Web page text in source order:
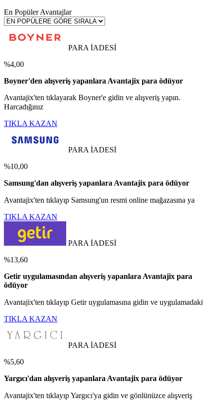
En Popüler Avantajlar
PARA İADESİ
%4,00
Boyner'den alışveriş yapanlara Avantajix para ödüyor
Avantajix'ten tıklayarak Boyner'e gidin ve alışveriş yapın.
Harcadığınız
TIKLA KAZAN
PARA İADESİ
%10,00
Samsung'dan alışveriş yapanlara Avantajix para ödüyor
Avantajix'ten tıklayıp Samsung'un resmi online mağazasına ya
TIKLA KAZAN
PARA İADESİ
%13,60
Getir uygulamasından alışveriş yapanlara Avantajix para
ödüyor
Avantajix'ten tıklayıp Getir uygulamasına gidin ve uygulamadaki
TIKLA KAZAN
PARA İADESİ
%5,60
Yargıcı'dan alışveriş yapanlara Avantajix para ödüyor
Avantajix'ten tıklayıp Yargıcı'ya gidin ve gönlünüzce alışveriş